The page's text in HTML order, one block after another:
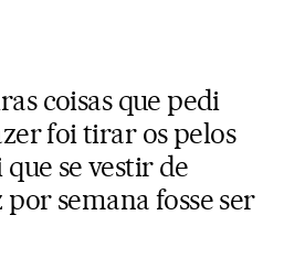
coisas que pedi
foi tirar os pelos
se vestir de
semana fosse ser